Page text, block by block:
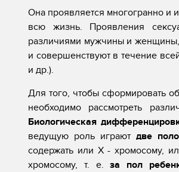
Она проявляется многогранно и
всю жизнь. Проявления
различиями мужчины и
и совершенствуют в течение
и др.).
Для того, чтобы сформировать
необходимо рассмотреть
Биологическая
ведущую роль играют две
содержать или X - хромосому,
хромосому, т. е.за пол